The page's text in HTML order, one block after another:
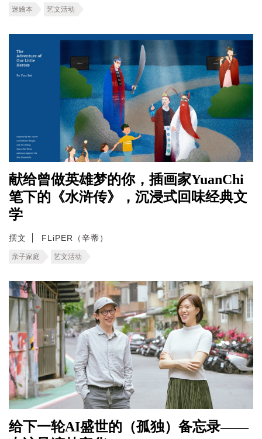
迷繪本 艺文活动
献给曾做英雄梦的你，插画家YuanChi
笔下的《水浒传》，沉浸式回味经典文
学
撰文 FLiPER（辛蒂）
亲子家庭 艺文活动
给下一轮AI盛世的（孤独）备忘录——